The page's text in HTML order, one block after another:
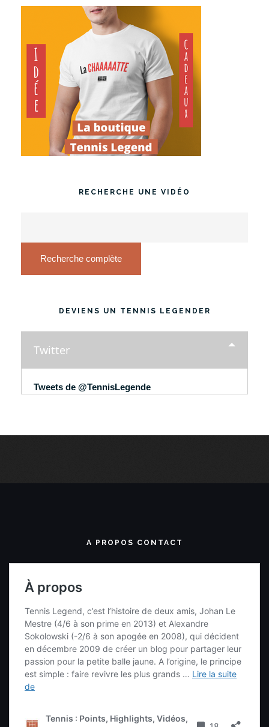
RECHERCHE UNE VIDÉO
Recherche complète
DEVIENS UN TENNIS LEGENDER
Twitter
Tweets de @TennisLegende
A PROPOS CONTACT